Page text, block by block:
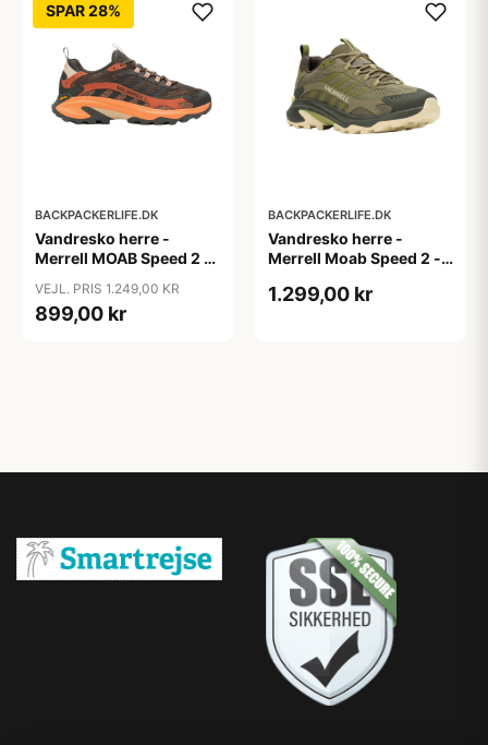
SPAR 28%
BACKPACKERLIFE.DK
Vandresko herre -
Merrell MOAB Speed 2 -
VEJL. PRIS 1.249,00 KR
899,00 kr
BACKPACKERLIFE.DK
Vandresko herre -
Merrell Moab Speed 2 -
1.299,00 kr